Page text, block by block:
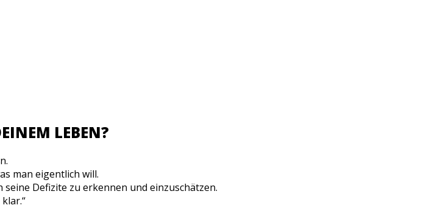
LEBEN?
man eigentlich will.
Defizite zu erkennen und einzuschätzen.